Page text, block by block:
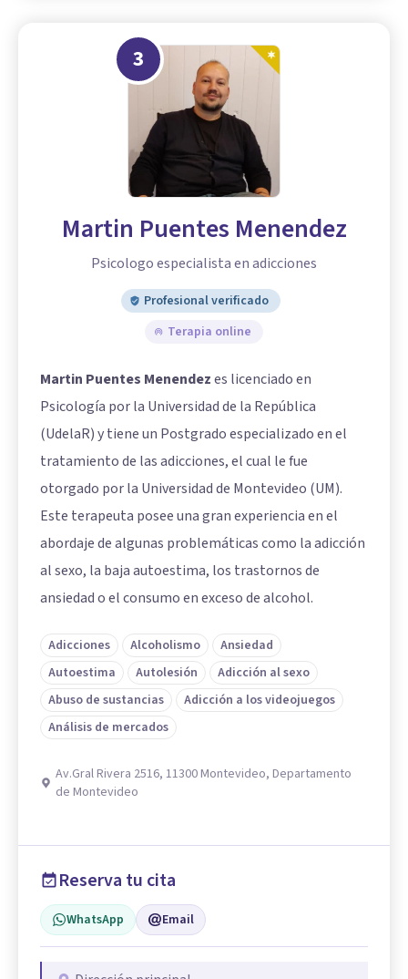
3
Martin Puentes Menendez
Psicologo especialista en adicciones
Profesional verificado
Terapia online
Martin Puentes Menendezes licenciado en
Psicología por la Universidad de la República
(UdelaR) y tiene un Postgrado especializado en el
tratamiento de las adicciones, el cual le fue
otorgado por la Universidad de Montevideo (UM).
Este terapeuta posee una gran experiencia en el
abordaje de algunas problemáticas como la adicción
al sexo, la baja autoestima, los trastornos de
ansiedad o el consumo en exceso de alcohol.
Adicciones Alcoholismo
Ansiedad
Autoestima
Autolesión
Adicción al sexo
Abuso de sustancias
Adicción a los videojuegos
Análisis de mercados
Av.Gral Rivera 2516, 11300 Montevideo, Departamento
de Montevideo
Reserva tu cita
WhatsApp Email